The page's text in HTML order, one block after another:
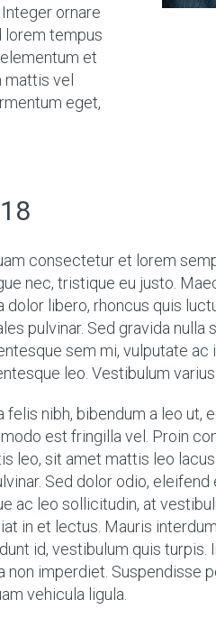
ornare
lorem tempus
et
vel
eget,
consectetur et lorem
nec, tristique eu justo.
dolor libero, rhoncus quis
pulvinar. Sed gravida nulla
sem mi, vulputate
leo. Vestibulum
felis nibh, bibendum a leo ut,
est fringilla vel. Proin
leo, sit amet mattis leo
Sed dolor odio,
ac leo sollicitudin, at
in et lectus. Mauris
id, vestibulum quis turpis.
non imperdiet. Suspendisse
vehicula ligula.